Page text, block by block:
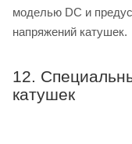
моделью DC и
напряжений катушек.
12.
катушек